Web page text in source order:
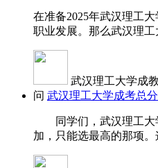
在准备2025年武汉理工
职业发展。那么武汉理工
武汉理工大学成
问 武汉理工大学成考总
同学们，武汉理工大学
加，只能选最高的那项